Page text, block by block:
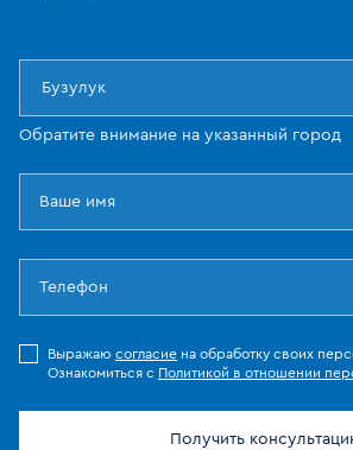
Бузулук
Обратите внимание на указанный город
Выражаю согласие на обработку своих
Ознакомиться с Политикой в отношении
Получить